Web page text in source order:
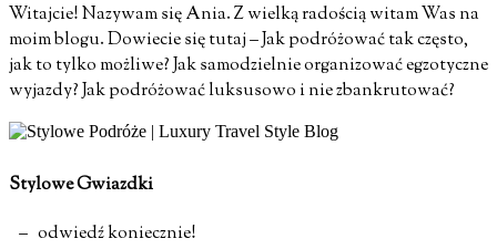
Witajcie! Nazywam się Ania. Z wielką radością witam Was na
moim blogu. Dowiecie się tutaj – Jak podróżować tak często,
jak to tylko możliwe? Jak samodzielnie organizować egzotyczne
wyjazdy? Jak podróżować luksusowo i nie zbankrutować?
Stylowe Gwiazdki
– odwiedź koniecznie!